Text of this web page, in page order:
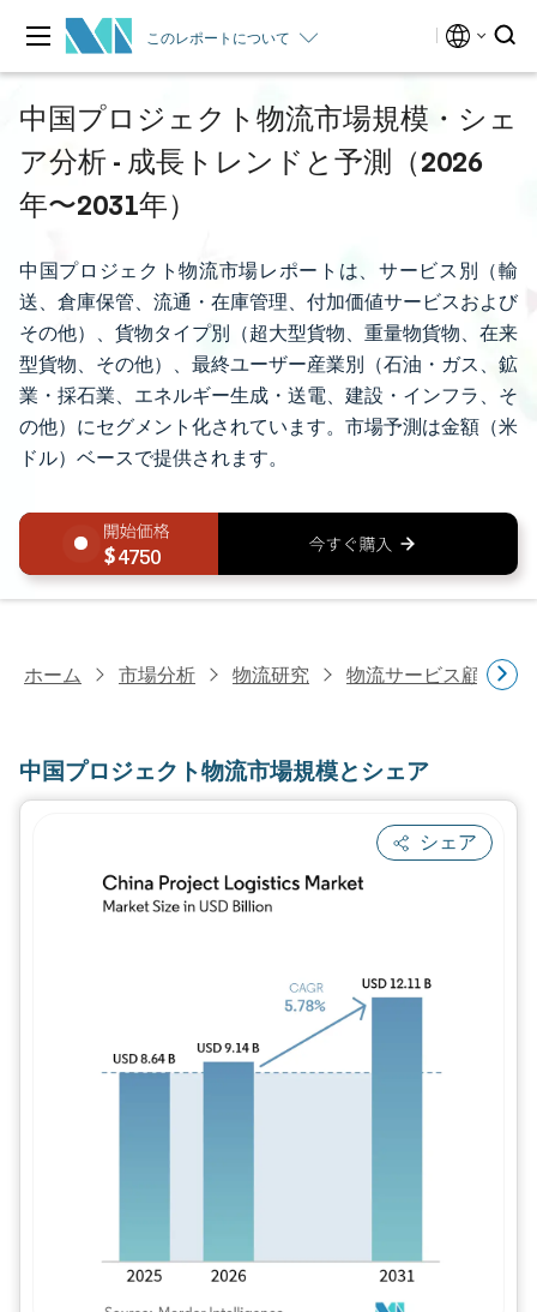
このレポートについて
中国プロジェクト物流市場規模・シェ
ア分析 - 成長トレンドと予測（2026
年〜2031年）
中国プロジェクト物流市場レポートは、サービス別（輸
送、倉庫保管、流通・在庫管理、付加価値サービスおよび
その他）、貨物タイプ別（超大型貨物、重量物貨物、在来
型貨物、その他）、最終ユーザー産業別（石油・ガス、鉱
業・採石業、エネルギー生成・送電、建設・インフラ、そ
の他）にセグメント化されています。市場予測は金額（米
ドル）ベースで提供されます。
4750
ホーム 市場分析 物流研究 物流サービス顧客研究
中国プロジェクト物流市場規模とシェア
シェア